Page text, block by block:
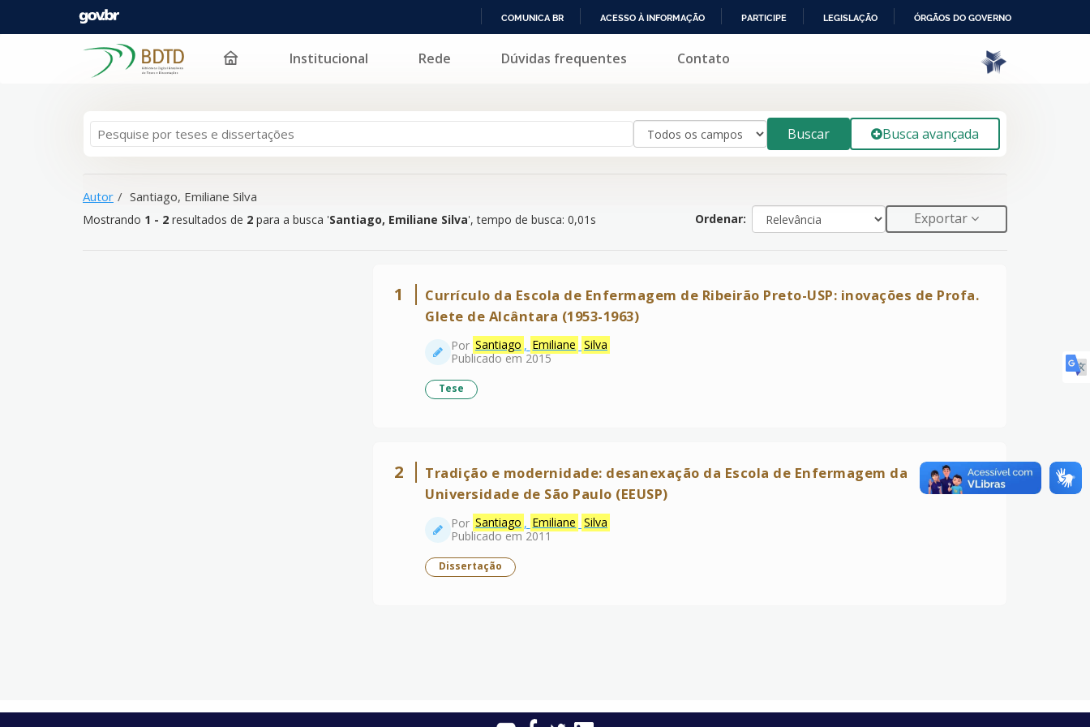
PARA
COMUNICA BR ACESSO À INFORMAÇÃO PARTICIPE LEGISLAÇÃO ÓRGÃOS DO GOVERNO
resultados de2para a busca ' Santiago, Emiliane Silva
Pular para o conteúdo Institucional Rede Dúvidas frequentes Contato
Buscar Busca avançada
Autor Santiago, Emiliane Silva
Mostrando 1 - 2 resultados de 2 para a busca 'Santiago, Emiliane Silva', tempo de busca: 0,01s Ordenar: Exportar
1
Currículo da Escola de Enfermagem de Ribeirão Preto-USP: inovações de Profa.
Glete de Alcântara (1953-1963)
Por Santiago , Emiliane Silva
Publicado em 2015
Tese
2
Tradição e modernidade: desanexação da Escola de Enfermagem da
Universidade de São Paulo (EEUSP)
Por Santiago , Emiliane Silva
Publicado em 2011
Dissertação